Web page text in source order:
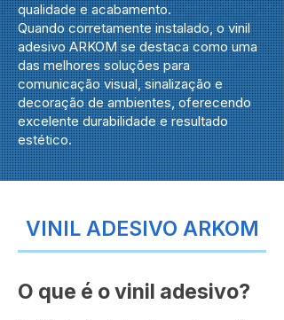
qualidade e acabamento.
Quando corretamente instalado, o vinil
adesivo ARKOM se destaca como uma
das melhores soluções para
comunicação visual, sinalização e
decoração de ambientes, oferecendo
excelente durabilidade e resultado
estético.
VINIL ADESIVO ARKOM
O que é o vinil adesivo?